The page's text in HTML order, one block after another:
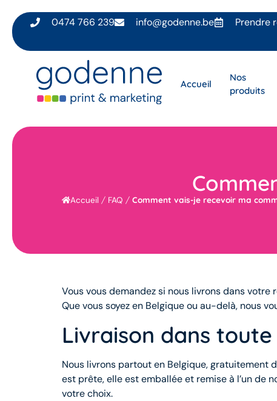
0474 766 239 info@godenne.be Prendre
Accueil
Nos
produits
Accueil / FAQ / Comment vais-je recevoir ma
Vous vous demandez si nous livrons dans votre
Que vous soyez en Belgique ou au-delà, nous
Livraison dans
Nous livrons partout en Belgique, gratuitement
est prête, elle est emballée et remise à l’un de
votre choix.